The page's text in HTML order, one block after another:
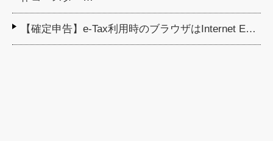
【確定申告】e-Tax利用時のブラウザはInternet E…